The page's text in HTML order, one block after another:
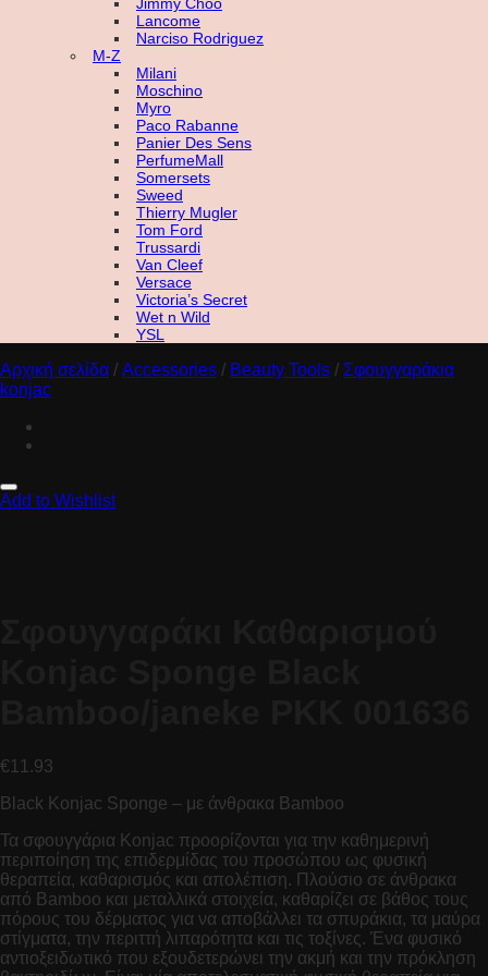
Lancome
Narciso Rodriguez
M-Z
Milani
Moschino
Myro
Paco Rabanne
Panier Des Sens
PerfumeMall
Somersets
Sweed
Thierry Mugler
Tom Ford
Trussardi
Van Cleef
Versace
Victoria’s Secret
Wet n Wild
YSL
Αρχική σελίδα / Accessories / Beauty Tools / Σφουγγαράκια
konjac
Add to Wishlist
€11.93
Black Konjac Sponge – με άνθρακα Bamboo
Τα σφουγγάρια Konjac προορίζονται για την καθημερινή
περιποίηση της επιδερμίδας του προσώπου ως φυσική
θεραπεία, καθαρισμός και απολέπιση. Πλούσιο σε άνθρακα
από Bamboo και μεταλλικά στοιχεία, καθαρίζει σε βάθος τους
πόρους του δέρματος για να αποβάλλει τα σπυράκια, τα μαύρα
στίγματα, την περιττή λιπαρότητα και τις τοξίνες. Ένα φυσικό
αντιοξειδωτικό που εξουδετερώνει την ακμή και την πρόκληση